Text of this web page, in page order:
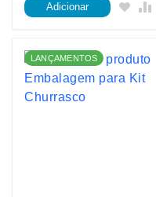
Adicionar
LANÇAMENTOS